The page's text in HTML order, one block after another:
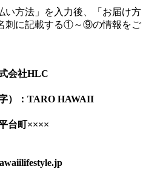
い方法」を入力後、「お届け方
刺に記載する①～⑨の情報をご
会社HLC
）：TARO HAWAII
台町××××